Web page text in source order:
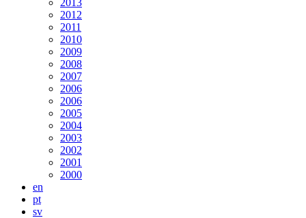
2013
2012
2011
2010
2009
2008
2007
2006
2006
2005
2004
2003
2002
2001
2000
en
pt
sv